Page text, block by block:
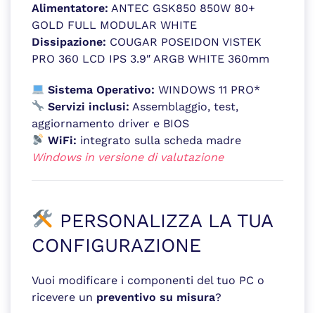
Alimentatore: ANTEC GSK850 850W 80+
GOLD FULL MODULAR WHITE
Dissipazione: COUGAR POSEIDON VISTEK
PRO 360 LCD IPS 3.9″ ARGB WHITE 360mm
Sistema Operativo: WINDOWS 11 PRO*
Servizi inclusi: Assemblaggio, test,
aggiornamento driver e BIOS
WiFi: integrato sulla scheda madre
Windows in versione di valutazione
PERSONALIZZA LA TUA
CONFIGURAZIONE
Vuoi modificare i componenti del tuo PC o
ricevere un preventivo su misura?